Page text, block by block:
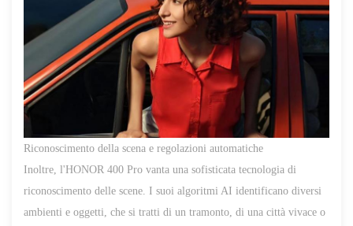
Riconoscimento della scena e regolazioni automatiche
Inoltre, l'HONOR 400 Pro vanta una sofisticata tecnologia di
riconoscimento delle scene. I suoi algoritmi AI identificano diversi
ambienti e oggetti, che si tratti di un tramonto, di una città vivace o